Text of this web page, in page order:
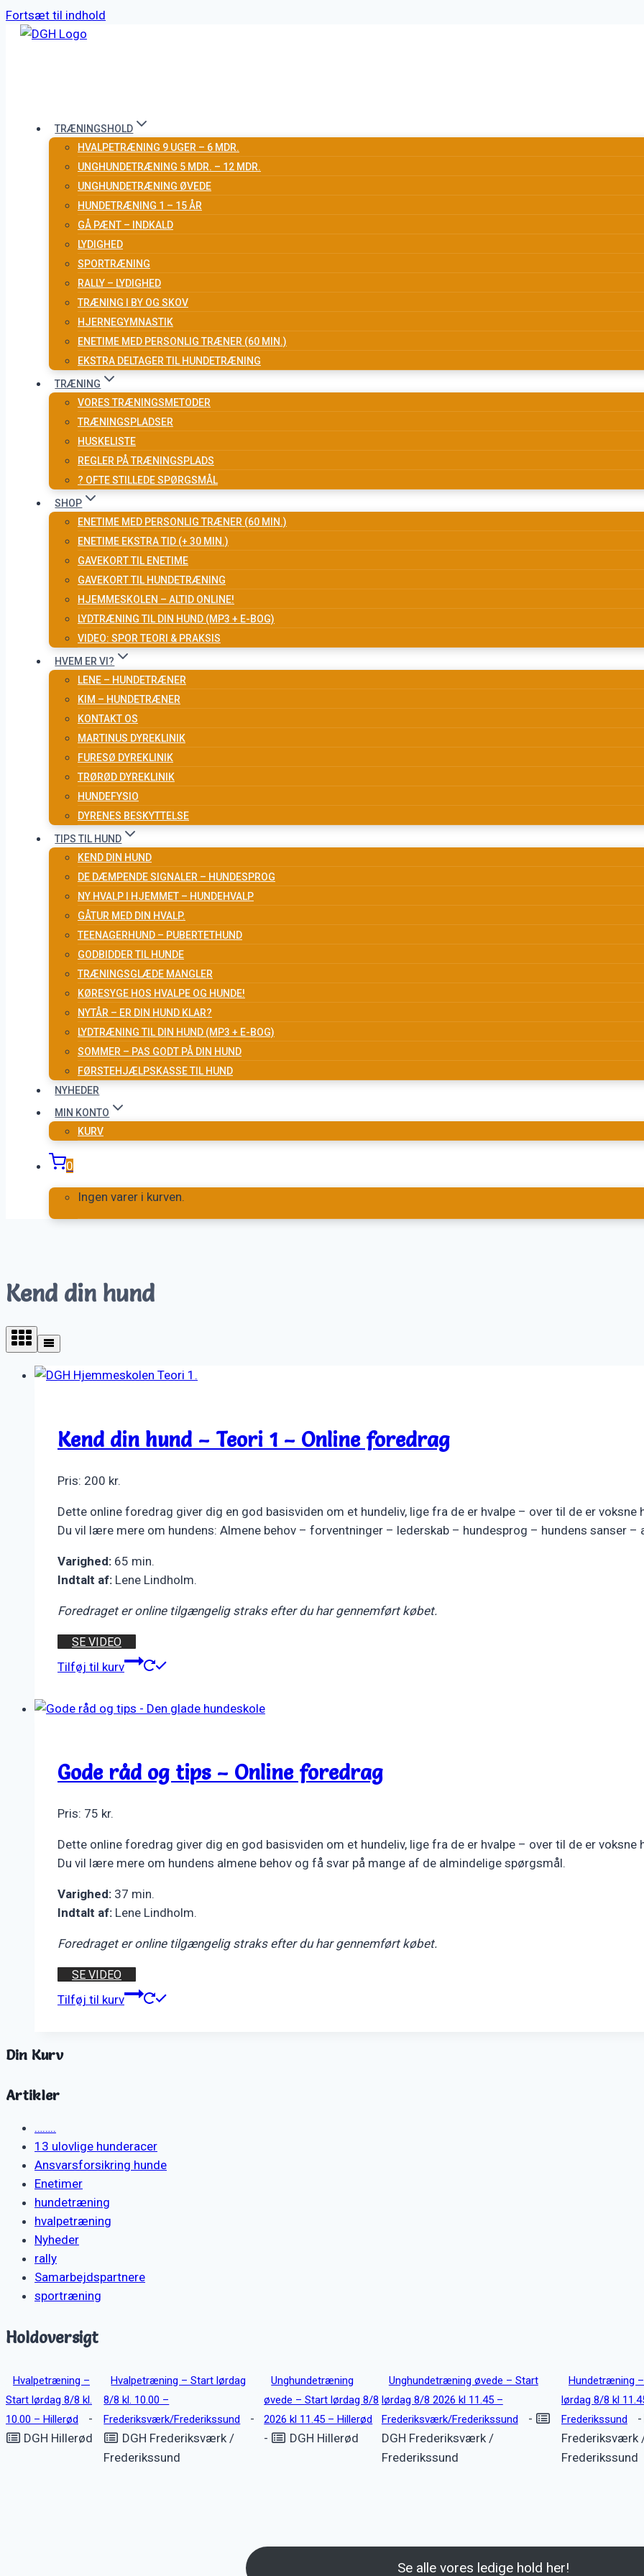
Fortsæt til indhold
TRÆNINGSHOLD
HVALPETRÆNING 9 UGER – 6 MDR.
UNGHUNDETRÆNING 5 MDR. – 12 MDR.
UNGHUNDETRÆNING ØVEDE
HUNDETRÆNING 1 – 15 ÅR
GÅ PÆNT – INDKALD
LYDIGHED
SPORTRÆNING
RALLY – LYDIGHED
TRÆNING I BY OG SKOV
HJERNEGYMNASTIK
ENETIME MED PERSONLIG TRÆNER (60 MIN.)
EKSTRA DELTAGER TIL HUNDETRÆNING
TRÆNING
VORES TRÆNINGSMETODER
TRÆNINGSPLADSER
HUSKELISTE
REGLER PÅ TRÆNINGSPLADS
? OFTE STILLEDE SPØRGSMÅL
SHOP
ENETIME MED PERSONLIG TRÆNER (60 MIN.)
ENETIME EKSTRA TID (+ 30 MIN.)
GAVEKORT TIL ENETIME
GAVEKORT TIL HUNDETRÆNING
HJEMMESKOLEN – ALTID ONLINE!
LYDTRÆNING TIL DIN HUND (MP3 + E-BOG)
VIDEO: SPOR TEORI & PRAKSIS
HVEM ER VI?
LENE – HUNDETRÆNER
KIM – HUNDETRÆNER
KONTAKT OS
MARTINUS DYREKLINIK
FURESØ DYREKLINIK
TRØRØD DYREKLINIK
HUNDEFYSIO
DYRENES BESKYTTELSE
TIPS TIL HUND
KEND DIN HUND
DE DÆMPENDE SIGNALER – HUNDESPROG
NY HVALP I HJEMMET – HUNDEHVALP
GÅTUR MED DIN HVALP.
TEENAGERHUND – PUBERTETHUND
GODBIDDER TIL HUNDE
TRÆNINGSGLÆDE MANGLER
KØRESYGE HOS HVALPE OG HUNDE!
NYTÅR – ER DIN HUND KLAR?
LYDTRÆNING TIL DIN HUND (MP3 + E-BOG)
SOMMER – PAS GODT PÅ DIN HUND
FØRSTEHJÆLPSKASSE TIL HUND
NYHEDER
MIN KONTO
KURV
0
Ingen varer i kurven.
Kend din hund
Kend din hund – Teori 1 – Online foredrag
Pris: 200 kr.
Dette online foredrag giver dig en god basisviden om et hundeliv, lige fra de er hvalpe – over til de er voksne
Du vil lære mere om hundens: Almene behov – forventninger – lederskab – hundesprog – hundens sanser
Varighed: 65 min.
Indtalt af: Lene Lindholm.
Foredraget er online tilgængelig straks efter du har gennemført købet.
SE VIDEO
Tilføj til kurv
Gode råd og tips – Online foredrag
Pris: 75 kr.
Dette online foredrag giver dig en god basisviden om et hundeliv, lige fra de er hvalpe – over til de er voksne
Du vil lære mere om hundens almene behov og få svar på mange af de almindelige spørgsmål.
Varighed: 37 min.
Indtalt af: Lene Lindholm.
Foredraget er online tilgængelig straks efter du har gennemført købet.
SE VIDEO
Tilføj til kurv
Din Kurv
Artikler
……..
13 ulovlige hunderacer
Ansvarsforsikring hunde
Enetimer
hundetræning
hvalpetræning
Nyheder
rally
Samarbejdspartnere
sportræning
Holdoversigt
Hvalpetræning –
Start lørdag 8/8 kl.
10.00 – Hillerød
-
DGH Hillerød
Hvalpetræning – Start lørdag
8/8 kl. 10.00 –
Frederiksværk/Frederikssund
-
DGH Frederiksværk /
Frederikssund
Unghundetræning
øvede – Start lørdag 8/8
2026 kl 11.45 – Hillerød
- DGH Hillerød
Unghundetræning øvede – Start
lørdag 8/8 2026 kl 11.45 –
Frederiksværk/Frederikssund
-
DGH Frederiksværk /
Frederikssund
Hundetræning
lørdag 8/8 kl
Frederikssund
-
Frederiksværk
Frederikssund
Se alle vores ledige hold her!